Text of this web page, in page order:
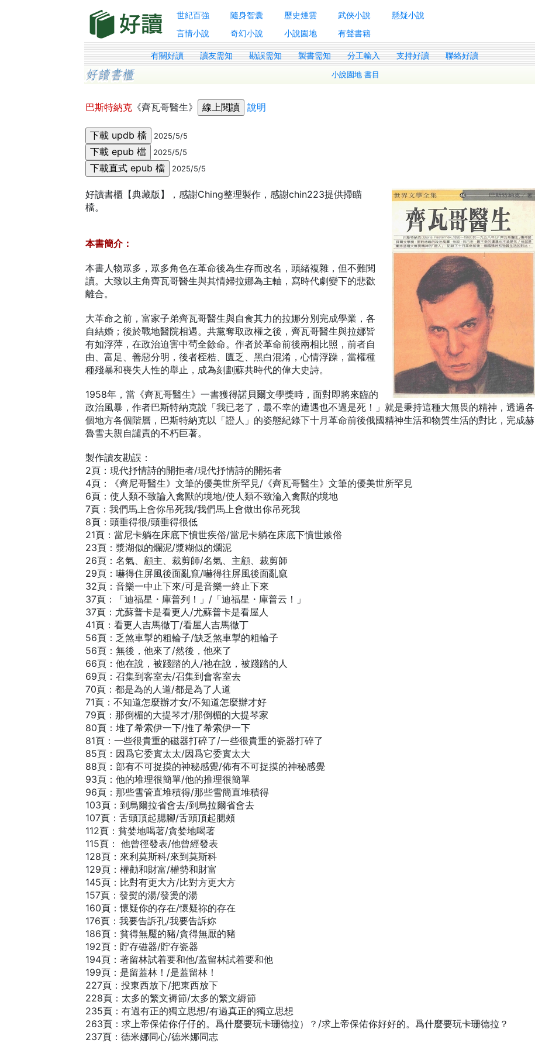
世紀百強 隨身智囊 歷史煙雲 武俠小說
懸疑小說
言情小說
奇幻小說 小說園地 有聲書籍
有關好讀 讀友需知 勘誤需知 製書需知 分工輸入 支持好讀 聯絡好讀
小說園地 書目
巴斯特納克 《齊瓦哥醫生》 說明
2025/5/5
2025/5/5
2025/5/5
好讀書櫃【典藏版】，感謝Ching整理製作，感謝chin223提供掃瞄
檔。
本書簡介：
本書人物眾多，眾多角色在革命後為生存而改名，頭緒複雜，但不難閱
讀。大致以主角齊瓦哥醫生與其情婦拉娜為主軸，寫時代劇變下的悲歡
離合。
大革命之前，富家子弟齊瓦哥醫生與自食其力的拉娜分別完成學業，各
自結婚；後於戰地醫院相遇。共黨奪取政權之後，齊瓦哥醫生與拉娜皆
有如浮萍，在政治迫害中茍全餘命。作者於革命前後兩相比照，前者自
由、富足、善惡分明，後者桎梏、匱乏、黑白混淆，心情浮躁，當權種
種殘暴和喪失人性的舉止，成為刻劃蘇共時代的偉大史詩。
1958年，當《齊瓦哥醫生》一書獲得諾貝爾文學獎時，面對即將來臨的
政治風暴，作者巴斯特納克說「我已老了，最不幸的遭遇也不過是死！」就是秉持這種大無畏的精神，透過各
個地方各個階層，巴斯特納克以「證人」的姿態紀錄下十月革命前後俄國精神生活和物質生活的對比，完成赫
魯雪夫親自譴責的不朽巨著。
製作讀友勘誤：
2頁：現代抒情詩的開拒者/現代抒情詩的開拓者
4頁：《齊尼哥醫生》文筆的優美世所罕見/《齊瓦哥醫生》文筆的優美世所罕見
6頁：使人類不致論入禽獸的境地/使人類不致淪入禽獸的境地
7頁：我們馬上會你吊死我/我們馬上會做出你吊死我
8頁：頭垂得很/頭垂得很低
21頁：當尼卡躺在床底下憤世疾俗/當尼卡躺在床底下憤世嫉俗
23頁：漿湖似的爛泥/漿糊似的爛泥
26頁：名氣、顧主、裁剪師/名氣、主顧、裁剪師
29頁：嚇得住屏風後面亂竄/嚇得往屏風後面亂竄
32頁：音樂一中止下來/可是音樂一終止下來
37頁：「迪福星・庫普列！」/「迪福星・庫普云！」
37頁：尤蘇普卡是看更人/尤蘇普卡是看屋人
41頁：看更人吉馬徹丁/看屋人吉馬徹丁
56頁：乏煞車掣的粗輪子/缺乏煞車掣的粗輪子
56頁：無後，他來了/然後，他來了
66頁：他在說，被踐踏的人/祂在說，被踐踏的人
69頁：召集到客室去/召集到會客室去
70頁：都是為的人道/都是為了人道
71頁：不知道怎麼辦才女/不知道怎麼辦才好
79頁：那倒楣的大提琴才/那倒楣的大提琴家
80頁：堆了希索伊一下/推了希索伊一下
81頁：一些很貴重的磁器打碎了/一些很貴重的瓷器打碎了
85頁：因爲它委實太太/因爲它委實太大
88頁：部有不可捉摸的神秘感覺/佈有不可捉摸的神秘感覺
93頁：他的堆理很簡單/他的推理很簡單
96頁：那些雪管直堆積得/那些雪簡直堆積得
103頁：到烏爾拉省會去/到烏拉爾省會去
107頁：舌頭頂起腮腳/舌頭頂起腮頰
112頁：貧婪地喝著/貪婪地喝著
115頁： 他曾徑發表/他曾經發表
128頁：來利莫斯科/來到莫斯科
129頁：權勸和財富/權勢和財富
145頁：比對有更大方/比對方更大方
157頁：發熨的湯/發燙的湯
160頁：懷疑你的存在/懷疑祢的存在
176頁：我要告訴孔/我要告訴妳
186頁：貧得無魘的豬/貪得無厭的豬
192頁：貯存磁器/貯存瓷器
194頁：著留林試着要和他/蓋留林試着要和他
199頁：是留蓋林！/是蓋留林！
227頁：投東西放下/把東西放下
228頁：太多的繁文褥節/太多的繁文縟節
235頁：有過有正的獨立思想/有過真正的獨立思想
263頁：求上帝保佑你仔仔的。爲什麼要玩卡珊德拉）？/求上帝保佑你好好的。爲什麼要玩卡珊德拉？
237頁：德米娜同心/德米娜同志